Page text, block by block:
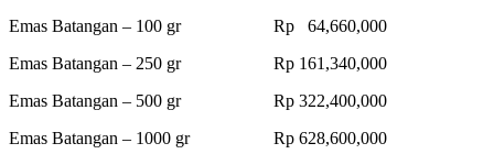
Emas Batangan – 100 gr Rp 64,660,000
Emas Batangan – 250 gr Rp 161,340,000
Emas Batangan – 500 gr Rp 322,400,000
Emas Batangan – 1000 gr Rp 628,600,000